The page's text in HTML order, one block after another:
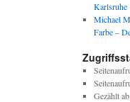
Karlsruhe
Michael
Farbe –
Gezählt